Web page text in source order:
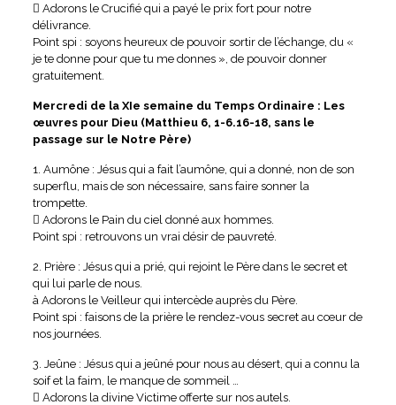
 Adorons le Crucifié qui a payé le prix fort pour notre
délivrance.
Point spi : soyons heureux de pouvoir sortir de l’échange, du «
je te donne pour que tu me donnes », de pouvoir donner
gratuitement.
Mercredi de la XIe semaine du Temps Ordinaire : Les
œuvres pour Dieu (Matthieu 6, 1-6.16-18, sans le
passage sur le Notre Père)
1. Aumône : Jésus qui a fait l’aumône, qui a donné, non de son
superflu, mais de son nécessaire, sans faire sonner la
trompette.
 Adorons le Pain du ciel donné aux hommes.
Point spi : retrouvons un vrai désir de pauvreté.
2. Prière : Jésus qui a prié, qui rejoint le Père dans le secret et
qui lui parle de nous.
à Adorons le Veilleur qui intercède auprès du Père.
Point spi : faisons de la prière le rendez-vous secret au cœur de
nos journées.
3. Jeûne : Jésus qui a jeûné pour nous au désert, qui a connu la
soif et la faim, le manque de sommeil …
 Adorons la divine Victime offerte sur nos autels.